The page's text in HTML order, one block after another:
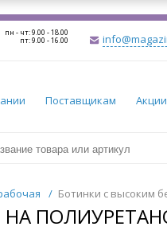
пн - чт: 9.00 - 18.00
пт: 9.00 - 16.00
Поставщикам Акции
/ Ботинки с высоким